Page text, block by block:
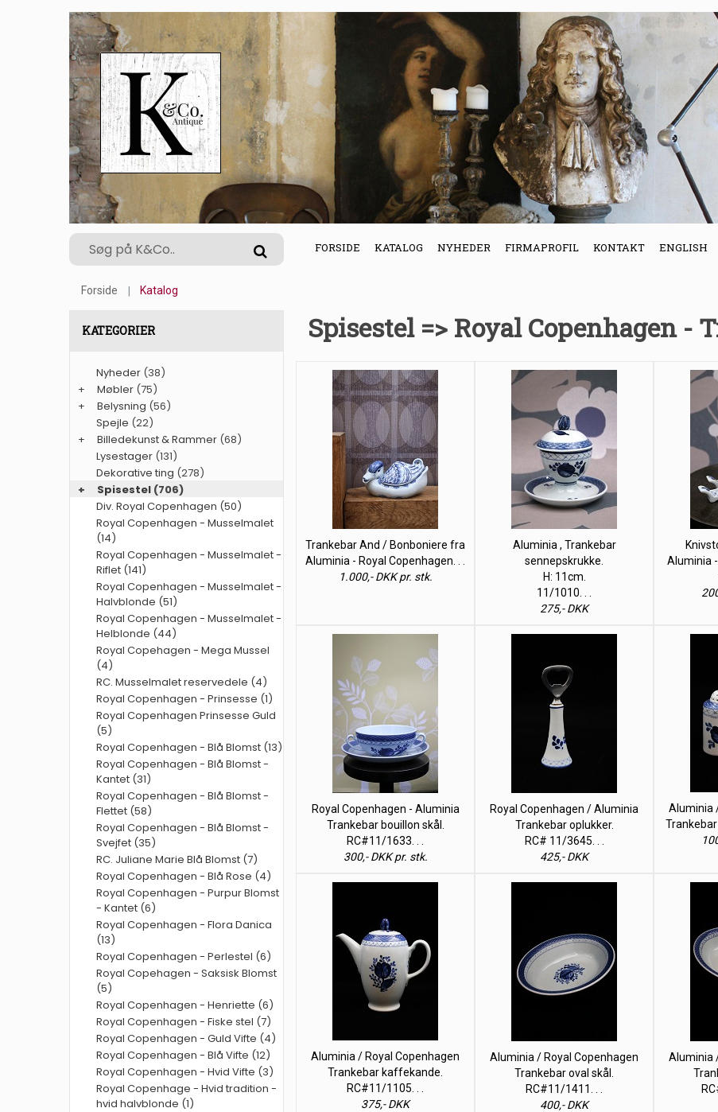
FORSIDE KATALOG NYHEDER FIRMAPROFIL KONTAKT ENGLISH
Forside Katalog
Spisestel => Royal Copenhagen -
Trankebar And / Bonboniere fra
Aluminia - Royal Copenhagen. . .
1.000,- DKK pr. stk.
Aluminia , Trankebar
sennepskrukke.
H: 11cm.
11/1010. . .
275,- DKK
Aluminia
Royal Copenhagen - Aluminia
Trankebar bouillon skål.
RC#11/1633. . .
300,- DKK pr. stk.
Royal Copenhagen / Aluminia
Trankebar oplukker.
RC# 11/3645. . .
425,- DKK
Aluminia
Trankebar
Aluminia / Royal Copenhagen
Trankebar kaffekande.
RC#11/1105. . .
375,- DKK
Aluminia / Royal Copenhagen
Trankebar oval skål.
RC#11/1411. . .
400,- DKK
Aluminia
KATEGORIER
Nyheder (38)
+
Møbler (75)
+
Belysning (56)
Spejle (22)
+
Billedekunst & Rammer (68)
Lysestager (131)
Dekorative ting (278)
+
Spisestel (706)
Div. Royal Copenhagen (50)
Royal Copenhagen - Musselmalet
(14)
Royal Copenhagen - Musselmalet -
Riflet (141)
Royal Copenhagen - Musselmalet -
Halvblonde (51)
Royal Copenhagen - Musselmalet -
Helblonde (44)
Royal Copehagen - Mega Mussel
(4)
RC. Musselmalet reservedele (4)
Royal Copenhagen - Prinsesse (1)
Royal Copenhagen Prinsesse Guld
(5)
Royal Copenhagen - Blå Blomst (13)
Royal Copenhagen - Blå Blomst -
Kantet (31)
Royal Copenhagen - Blå Blomst -
Flettet (58)
Royal Copenhagen - Blå Blomst -
Svejfet (35)
RC. Juliane Marie Blå Blomst (7)
Royal Copenhagen - Blå Rose (4)
Royal Copenhagen - Purpur Blomst
- Kantet (6)
Royal Copenhagen - Flora Danica
(13)
Royal Copenhagen - Perlestel (6)
Royal Copehagen - Saksisk Blomst
(5)
Royal Copenhagen - Henriette (6)
Royal Copenhagen - Fiske stel (7)
Royal Copenhagen - Guld Vifte (4)
Royal Copenhagen - Blå Vifte (12)
Royal Copenhagen - Hvid Vifte (3)
Royal Copenhage - Hvid tradition -
hvid halvblonde (1)